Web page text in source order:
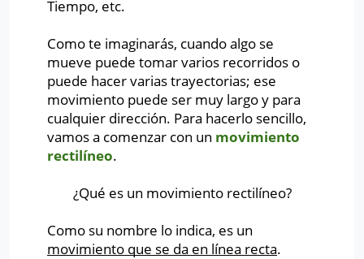
Tiempo, etc.
Como te imaginarás, cuando algo se
mueve puede tomar varios recorridos o
puede hacer varias trayectorias; ese
movimiento puede ser muy largo y para
cualquier dirección. Para hacerlo sencillo,
vamos a comenzar con un movimiento
rectilíneo.
¿Qué es un movimiento rectilíneo?
Como su nombre lo indica, es un
movimiento que se da en línea recta.